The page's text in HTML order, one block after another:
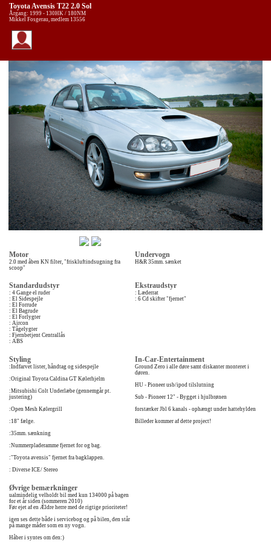
Toyota Avensis T22 2.0 Sol
Årgang: 1999 - 130HK / 180NM
Mikkel Fosgerau, medlem 13556
Motor
2.0 med åben KN filter, "friskluftindsugning fra
scoop"
Undervogn
H&R 35mm. sænket
Standardudstyr
: 4 Gange el ruder
: El Sidespejle
: El Forrude
: El Bagrude
: El Forlygter
: Aircon
: Tågelygter
: Fjernbetjent Centrallås
: ABS
Ekstraudstyr
: Læderrat
: 6 Cd skifter "fjernet"
Styling
:Indfarvet lister, håndtag og sidespejle
:Original Toyota Caldina GT Kølerhjelm
:Mitsubishi Colt Underlæbe (gennemgår pt.
justering)
:Open Mesh Kølergrill
:18" fælge.
:35mm. sænkning
:Nummerpladeramme fjernet for og bag.
:"Toyota avensis" fjernet fra bagklappen.
: Diverse ICE/ Stereo
In-Car-Entertainment
Ground Zero i alle døre samt diskanter monteret i
døren.
HU - Pioneer usb/ipod tilslutning
Sub - Pioneer 12" - Bygget i hjulbrønen
forstærker Jbl 6 kanals - ophængt under hattehylden
Billeder kommer af dette project!
Øvrige bemærkninger
ualmindelig velholdt bil med kun 134000 på bagen
for et år siden (sommeren 2010)
Før ejet af en Ældre herre med de rigtige prioriteter!
igen ses dette både i servicebog og på bilen, den står
på mange måder som en ny vogn.
Håber i syntes om den:)